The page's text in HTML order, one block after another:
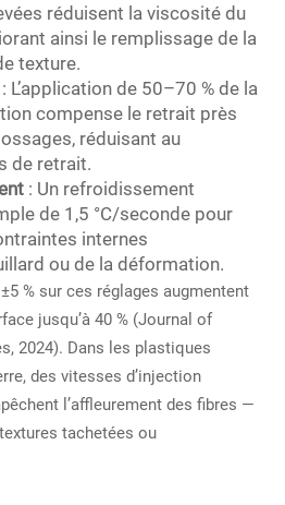
réduisent la viscosité du
ainsi le remplissage de la
texture.
: L’application de 50–70 % de la
compense le retrait près
réduisant au
de retrait.
: Un refroidissement
de 1,5 °C/seconde pour
internes
ou de la déformation.
% sur ces réglages augmentent
jusqu’à 40 % (Journal of
2024). Dans les plastiques
des vitesses d’injection
l’affleurement des fibres —
tachetées ou